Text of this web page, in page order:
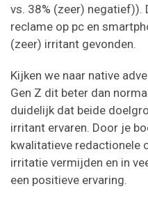
vs. 38% (zeer) negatief)).
reclame op pc en
(zeer) irritant gevonden.
Kijken we naar native
Gen Z dit beter dan
duidelijk dat beide
irritant ervaren. Door je
kwalitatieve redactionele
irritatie vermijden en in
een positieve ervaring.